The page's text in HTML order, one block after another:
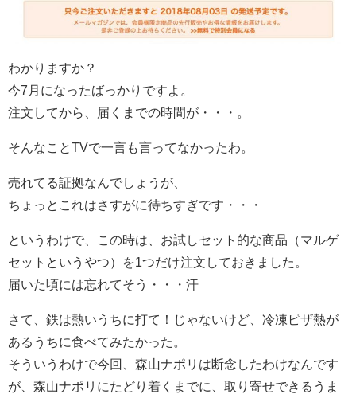
わかりますか？
今7月になったばっかりですよ。
注文してから、届くまでの時間が・・・。
そんなことTVで一言も言ってなかったわ。
売れてる証拠なんでしょうが、
ちょっとこれはさすがに待ちすぎです・・・
というわけで、この時は、お試しセット的な商品（マルゲ
セットというやつ）を1つだけ注文しておきました。
届いた頃には忘れてそう・・・汗
さて、鉄は熱いうちに打て！じゃないけど、冷凍ピザ熱が
あるうちに食べてみたかった。
そういうわけで今回、森山ナポリは断念したわけなんです
が、森山ナポリにたどり着くまでに、取り寄せできるうま